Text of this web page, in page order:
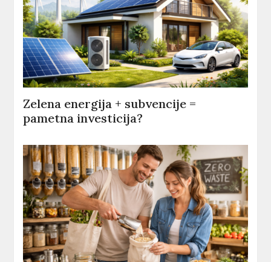
Zelena energija + subvencije =
pametna investicija?